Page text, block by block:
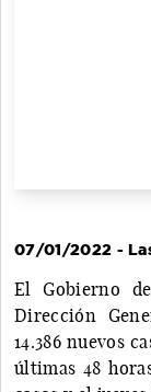
07/01/2022 -
El Gobierno
Dirección
14.386 nuevos
últimas 48